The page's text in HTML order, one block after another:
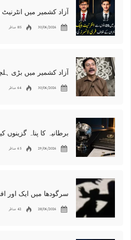
30/06/2026 85 مناظر
30/06/2026 64 مناظر
29/06/2026 65 مناظر
28/06/2026 42 مناظر